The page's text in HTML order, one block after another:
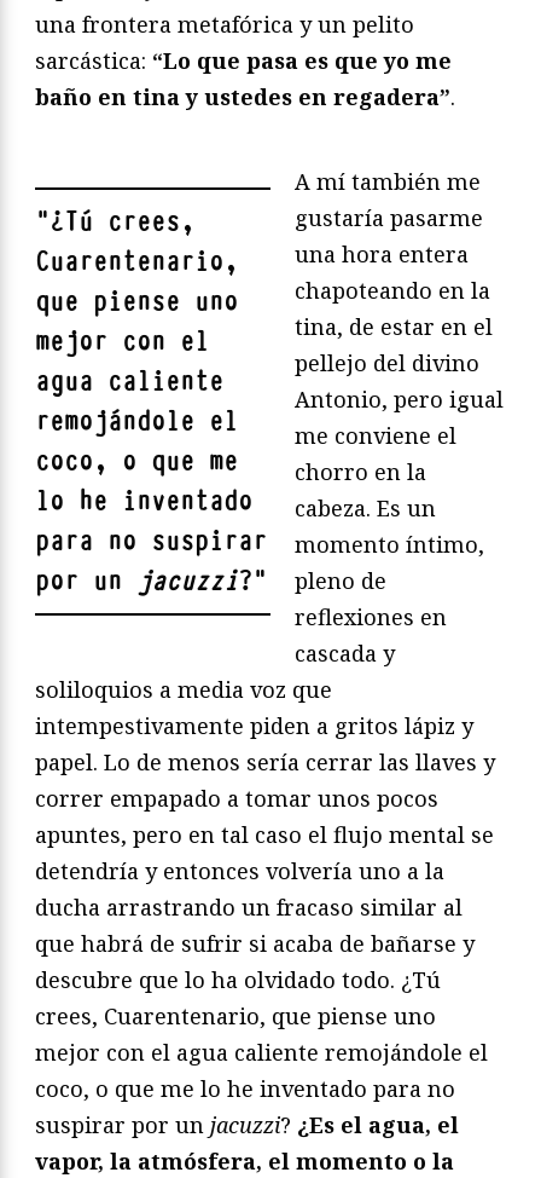
una frontera metafórica y un pelito
sarcástica: “Lo que pasa es que yo me
baño en tina y ustedes en regadera”.
"¿Tú crees,
Cuarentenario,
que piense uno
mejor con el
agua caliente
remojándole el
coco, o que me
lo he inventado
para no suspirar
por un
jacuzzi?"
A mí también me
gustaría pasarme
una hora entera
chapoteando en la
tina, de estar en el
pellejo del divino
Antonio, pero igual
me conviene el
chorro en la
cabeza. Es un
momento íntimo,
pleno de
reflexiones en
cascada y
soliloquios a media voz que
intempestivamente piden a gritos lápiz y
papel. Lo de menos sería cerrar las llaves y
correr empapado a tomar unos pocos
apuntes, pero en tal caso el flujo mental se
detendría y entonces volvería uno a la
ducha arrastrando un fracaso similar al
que habrá de sufrir si acaba de bañarse y
descubre que lo ha olvidado todo. ¿Tú
crees, Cuarentenario, que piense uno
mejor con el agua caliente remojándole el
coco, o que me lo he inventado para no
suspirar por un jacuzzi? ¿Es el agua, el
vapor, la atmósfera, el momento o la